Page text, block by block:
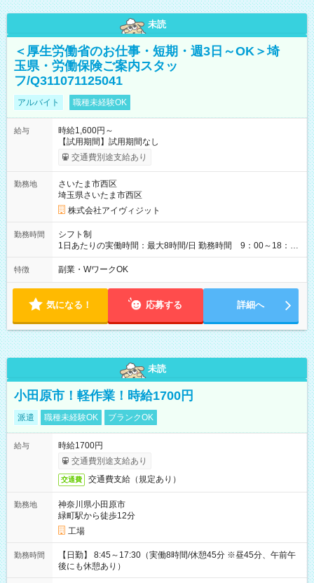
未読
＜厚生労働省のお仕事・短期・週3日～OK＞埼
玉県・労働保険ご案内スタッ
フ/Q311071125041
アルバイト 職種未経験OK
給与
時給1,600円～
【試用期間】試用期間なし
交通費別途支給あり
勤務地
さいたま市西区
埼玉県さいたま市西区
株式会社アイヴィジット
勤務時間
シフト制
1日あたりの実働時間：最大8時間/日 勤務時間 9：00～18：
00(実働8h、休憩1h) 土日祝含む週3日～OK、シフト制 ※もちろ
ん週5日勤務もOK♪ 勤務期間：2026年8月12日～9月9日※リスト
特徴 副業・WワークOK
気になる！ 応募する 詳細へ
未読
小田原市！軽作業！時給1700円
派遣 職種未経験OK ブランクOK
給与
時給1700円
交通費別途支給あり
交通費 交通費支給（規定あり）
勤務地
神奈川県小田原市
緑町駅から徒歩12分
工場
勤務時間
【日勤】 8:45～17:30（実働8時間/休憩45分 ※昼45分、午前午
後にも休憩あり）